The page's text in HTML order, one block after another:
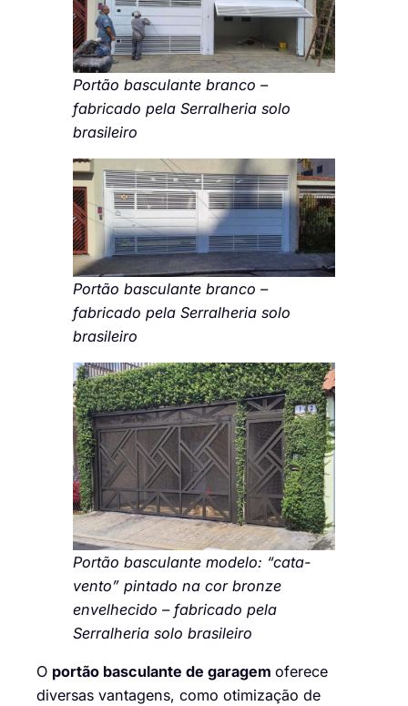
Portão basculante branco –
fabricado pela Serralheria solo
brasileiro
Portão basculante branco –
fabricado pela Serralheria solo
brasileiro
Portão basculante modelo: “cata-
vento” pintado na cor bronze
envelhecido – fabricado pela
Serralheria solo brasileiro
O portão basculante de garagem oferece
diversas vantagens, como otimização de